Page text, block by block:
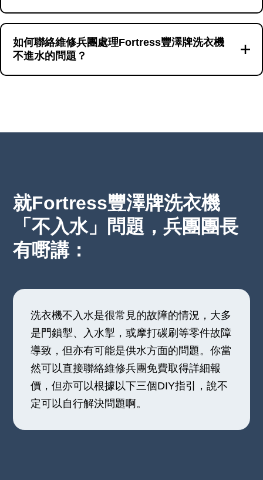
首先確認水龍頭是否正常供水，然後檢查洗衣機面
板是否有異常燈號或聲音，最後檢查洗衣機門鎖是
否正常工作。這些步驟可以幫助你初步判斷問題所
在。
如何聯絡維修兵團處理Fortress豐澤牌洗衣機
不進水的問題？
就Fortress豐澤牌洗衣機
「不入水」問題，兵團團長
有嘢講：
洗衣機不入水是很常見的故障的情況，大多
是門鎖掣、入水掣，或摩打碳刷等零件故障
導致，但亦有可能是供水方面的問題。你當
然可以直接聯絡維修兵團免費取得詳細報
價，但亦可以根據以下三個DIY指引，說不
定可以自行解決問題啊。